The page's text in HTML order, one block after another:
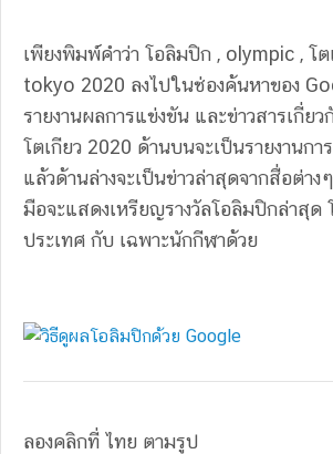
เพียงพิมพ์คำว่า โอลิมปิก , olympic , โต
tokyo 2020 ลงไปในช่องค้นหาของ
รายงานผลการแข่งขัน และข่าวสารเกี่ย
โตเกียว 2020 ด้านบนจะเป็นรายงานก
แล้วด้านล่างจะเป็นข่าวล่าสุดจากสื่อต่า
มือจะแสดงเหรียญรางวัลโอลิมปิกล่าสุด
ประเทศ กับ เฉพาะนักกีฬาด้วย
ลองคลิกที่ ไทย ตามรูป